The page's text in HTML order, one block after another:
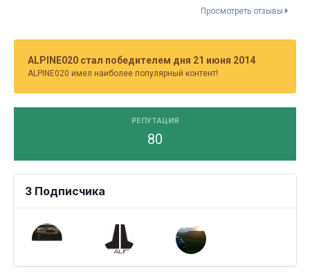
Просмотреть отзывы
ALPINE020 стал победителем дня 21 июня 2014
ALPINE020 имел наиболее популярный контент!
РЕПУТАЦИЯ
80
3 Подписчика